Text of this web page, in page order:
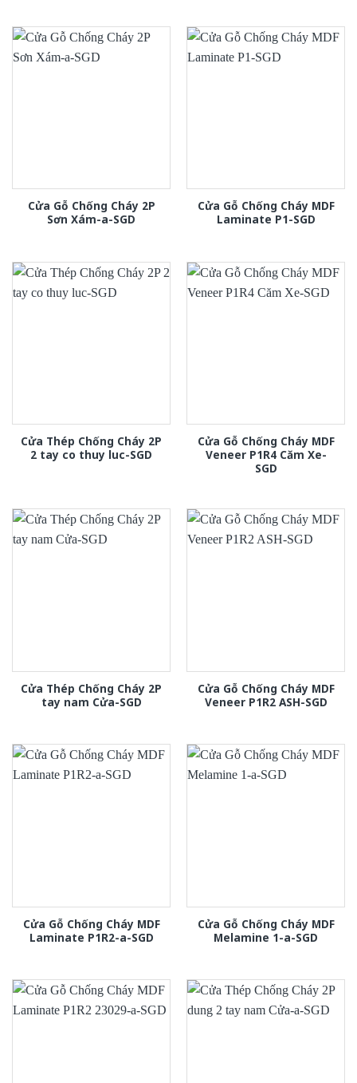
Cửa Gỗ Chống Cháy 2P
Sơn Xám-a-SGD
Cửa Gỗ Chống Cháy MDF
Laminate P1-SGD
Cửa Thép Chống Cháy 2P
2 tay co thuy luc-SGD
Cửa Gỗ Chống Cháy MDF
Veneer P1R4 Căm Xe-
SGD
Cửa Thép Chống Cháy 2P
tay nam Cửa-SGD
Cửa Gỗ Chống Cháy MDF
Veneer P1R2 ASH-SGD
Cửa Gỗ Chống Cháy MDF
Laminate P1R2-a-SGD
Cửa Gỗ Chống Cháy MDF
Melamine 1-a-SGD